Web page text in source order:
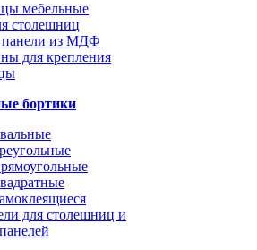
мебельные
столешниц
панели из МДФ
для крепления
бортики
для столешниц и